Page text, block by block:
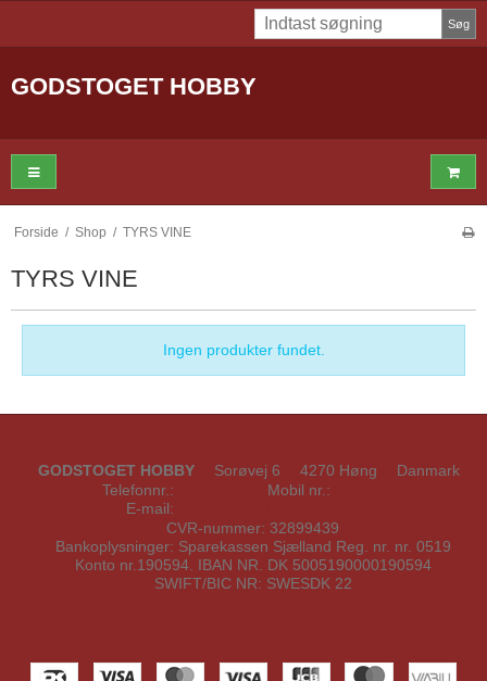
Søg
GODSTOGET HOBBY
Forside / Shop / TYRS VINE
TYRS VINE
Ingen produkter fundet.
GODSTOGET HOBBY Sorøvej 6 4270 Høng
Danmark
Telefonnr. : Mobil nr. :
E-mail:
CVR-nummer: 32899439
Bankoplysninger: Sparekassen Sjælland Reg. nr. nr. 0519
Konto nr.190594. IBAN NR. DK 5005190000190594
SWIFT/BIC NR: SWESDK 22